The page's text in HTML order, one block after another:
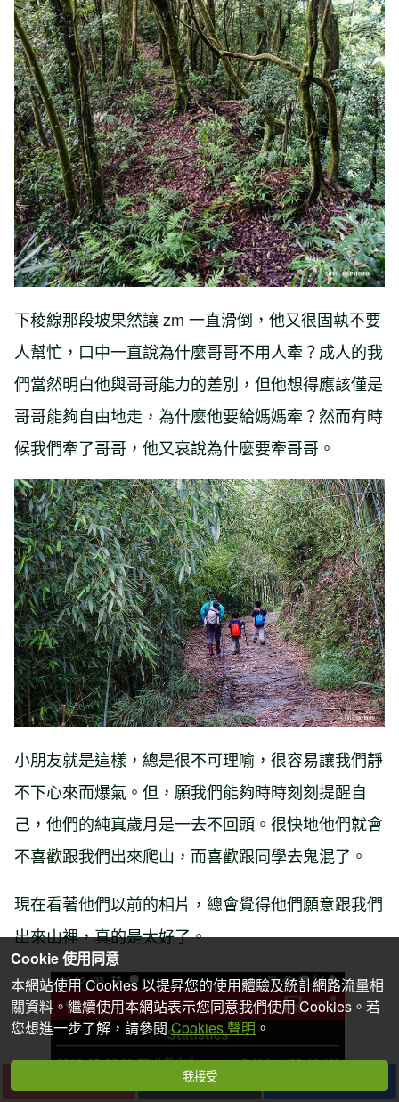
下稜線那段坡果然讓 zm 一直滑倒，他又很固執不要
人幫忙，口中一直說為什麼哥哥不用人牽？成人的我
們當然明白他與哥哥能力的差別，但他想得應該僅是
哥哥能夠自由地走，為什麼他要給媽媽牽？然而有時
候我們牽了哥哥，他又哀說為什麼要牽哥哥。
小朋友就是這樣，總是很不可理喻，很容易讓我們靜
不下心來而爆氣。但，願我們能夠時時刻刻提醒自
己，他們的純真歲月是一去不回頭。很快地他們就會
不喜歡跟我們出來爬山，而喜歡跟同學去鬼混了。
現在看著他們以前的相片，總會覺得他們願意跟我們
出來山裡，真的是太好了。
下一篇
Cookie 使用同意
本網站使用 Cookies 以提昇您的使用體驗及統計網路流量相
關資料。繼續使用本網站表示您同意我們使用 Cookies。若
您想進一步了解，請參閱Cookies 聲明 。
我接受